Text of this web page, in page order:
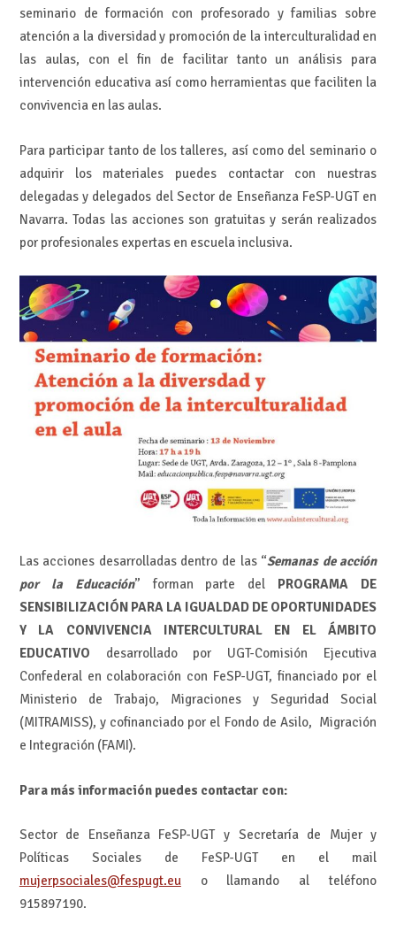
seminario de formación con profesorado y familias sobre
atención a la diversidad y promoción de la interculturalidad en
las aulas, con el fin de facilitar tanto un análisis para
intervención educativa así como herramientas que faciliten la
convivencia en las aulas.
Para participar tanto de los talleres, así como del seminario o
adquirir los materiales puedes contactar con nuestras
delegadas y delegados del Sector de Enseñanza FeSP-UGT en
Navarra. Todas las acciones son gratuitas y serán realizados
por profesionales expertas en escuela inclusiva.
Las acciones desarrolladas dentro de las “Semanas de acción
por la Educación” forman parte del
PROGRAMA DE
SENSIBILIZACIÓN PARA LA IGUALDAD DE OPORTUNIDADES
Y LA CONVIVENCIA INTERCULTURAL EN EL ÁMBITO
EDUCATIVO desarrollado por UGT-Comisión Ejecutiva
Confederal en colaboración con FeSP-UGT, financiado por el
Ministerio de Trabajo, Migraciones y Seguridad Social
(MITRAMISS), y cofinanciado por el Fondo de Asilo, Migración
e Integración (FAMI).
Para más información puedes contactar con:
Sector de Enseñanza FeSP-UGT y Secretaría de Mujer y
Políticas Sociales de FeSP-UGT en el mail
mujerpsociales@fespugt.euo llamando al teléfono
915897190.